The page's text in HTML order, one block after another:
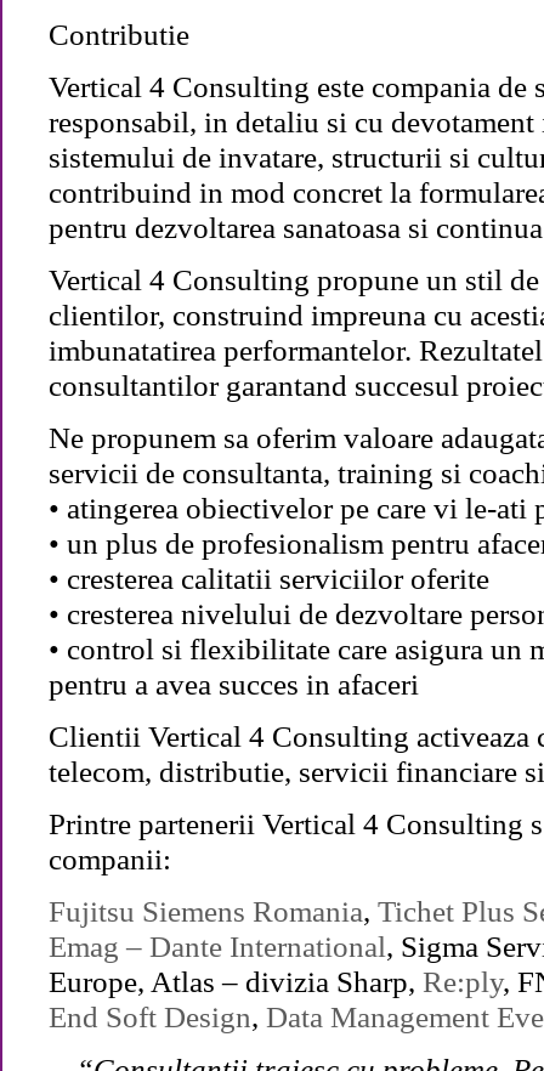
Contributie
Vertical 4 Consulting este compania de
responsabil, in detaliu si cu
sistemului de invatare, structurii si
contribuind in mod concret la
pentru dezvoltarea sanatoasa si
Vertical 4 Consulting propune un stil
clientilor, construind impreuna cu
imbunatatirea performantelor.
consultantilor garantand succesul
Ne propunem sa oferim valoare
servicii de consultanta, training si
• atingerea obiectivelor pe care vi le-ati
• un plus de profesionalism pentru
• cresterea calitatii serviciilor oferite
• cresterea nivelului de dezvoltare
• control si flexibilitate care asigura un
pentru a avea succes in afaceri
Clientii Vertical 4 Consulting activeaza
telecom, distributie, servicii financiare
Printre partenerii Vertical 4 Consulting
companii:
Fujitsu Siemens Romania, Tichet Plus
Emag – Dante International, Sigma
Europe, Atlas – divizia Sharp, Re:ply,
End Soft Design, Data Management